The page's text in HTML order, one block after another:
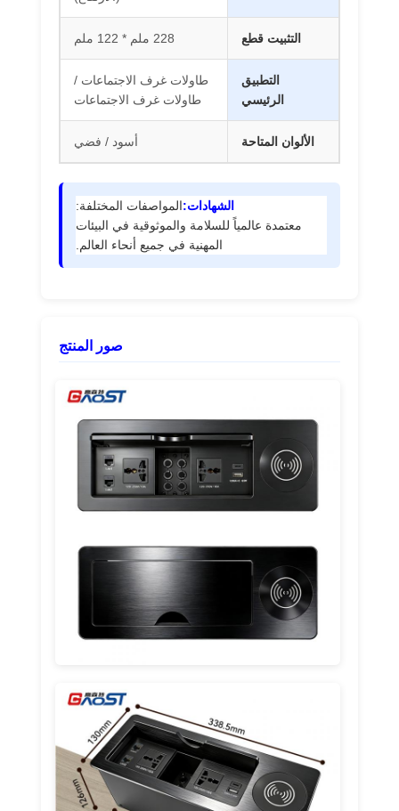
منظم كابلات الطاولة
شريط الطاقة المتقطع
التثبيت قطع 228 ملم * 122 ملم
التطبيق
الرئيسي
طاولات غرف الاجتماعات /
طاولات غرف الاجتماعات
الألوان المتاحة أسود / فضي
الشهادات:المواصفات المختلفة:
معتمدة عالمياً للسلامة والموثوقية في البيئات
المهنية في جميع أنحاء العالم.
صور المنتج